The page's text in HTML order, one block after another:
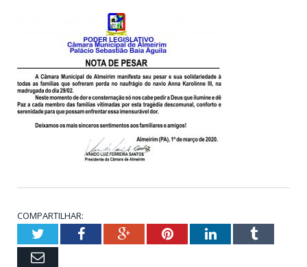
COMPARTILHAR:
TwitterFacebookGoogle+PinterestLinkedInTumblr
Email